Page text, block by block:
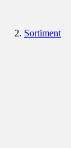
Sortiment